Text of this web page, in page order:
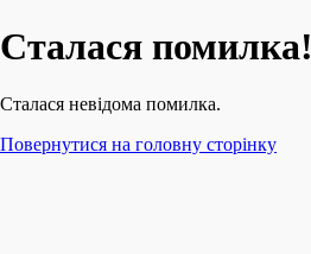
Сталася помилка!
Сталася невідома помилка.
Повернутися на головну сторінку